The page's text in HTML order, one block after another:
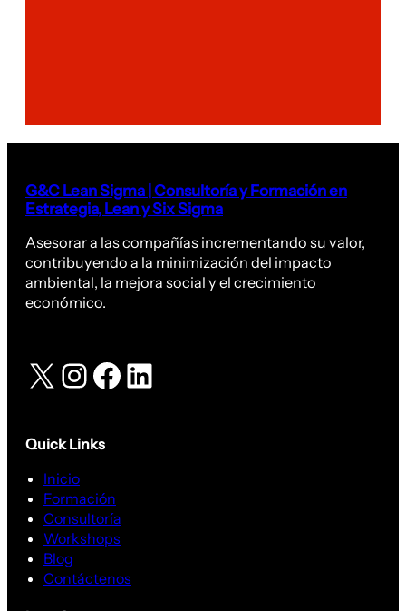
G&C Lean Sigma | Consultoría y Formación en
Estrategia, Lean y Six Sigma
Asesorar a las compañías incrementando su valor,
contribuyendo a la minimización del impacto
ambiental, la mejora social y el crecimiento
económico.
X InstagramFacebook LinkedIn
Quick Links
Inicio
Formación
Consultoría
Workshops
Blog
Contáctenos